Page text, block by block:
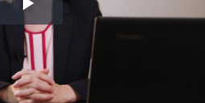
Воспроизвести
видео